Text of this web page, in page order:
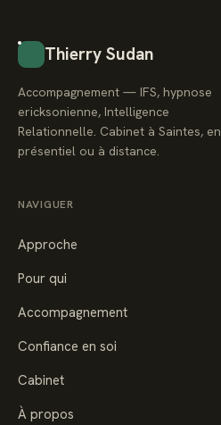
Thierry Sudan
Accompagnement — IFS, hypnose
ericksonienne, Intelligence
Relationnelle. Cabinet à Saintes, en
présentiel ou à distance.
NAVIGUER
Approche
Pour qui
Accompagnement
Confiance en soi
Cabinet
À propos